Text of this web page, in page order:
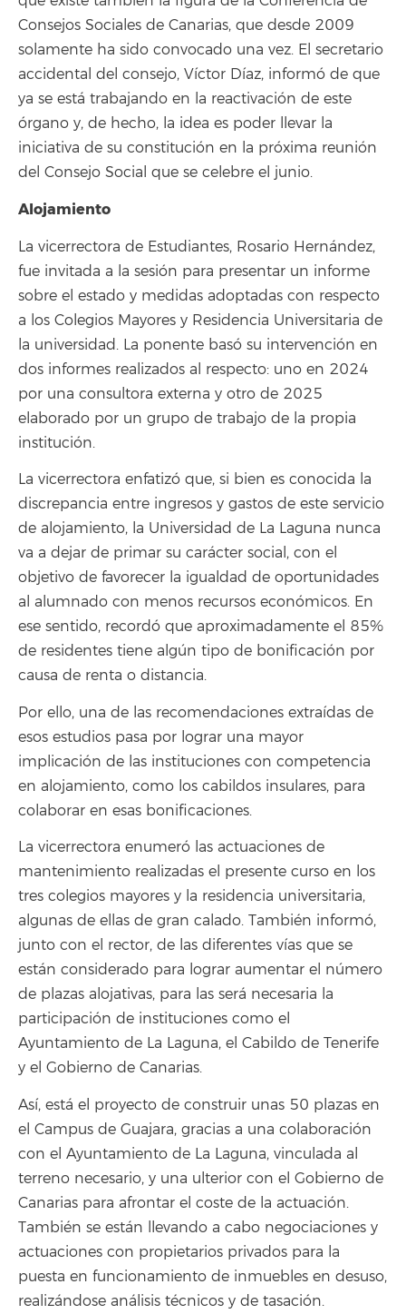
Consejos Sociales de Canarias, que desde 2009
solamente ha sido convocado una vez. El secretario
accidental del consejo, Víctor Díaz, informó de que
ya se está trabajando en la reactivación de este
órgano y, de hecho, la idea es poder llevar la
iniciativa de su constitución en la próxima reunión
del Consejo Social que se celebre el junio.
Alojamiento
La vicerrectora de Estudiantes, Rosario Hernández,
fue invitada a la sesión para presentar un informe
sobre el estado y medidas adoptadas con respecto
a los Colegios Mayores y Residencia Universitaria de
la universidad. La ponente basó su intervención en
dos informes realizados al respecto: uno en 2024
por una consultora externa y otro de 2025
elaborado por un grupo de trabajo de la propia
institución.
La vicerrectora enfatizó que, si bien es conocida la
discrepancia entre ingresos y gastos de este servicio
de alojamiento, la Universidad de La Laguna nunca
va a dejar de primar su carácter social, con el
objetivo de favorecer la igualdad de oportunidades
al alumnado con menos recursos económicos. En
ese sentido, recordó que aproximadamente el 85%
de residentes tiene algún tipo de bonificación por
causa de renta o distancia.
Por ello, una de las recomendaciones extraídas de
esos estudios pasa por lograr una mayor
implicación de las instituciones con competencia
en alojamiento, como los cabildos insulares, para
colaborar en esas bonificaciones.
La vicerrectora enumeró las actuaciones de
mantenimiento realizadas el presente curso en los
tres colegios mayores y la residencia universitaria,
algunas de ellas de gran calado. También informó,
junto con el rector, de las diferentes vías que se
están considerado para lograr aumentar el número
de plazas alojativas, para las será necesaria la
participación de instituciones como el
Ayuntamiento de La Laguna, el Cabildo de Tenerife
y el Gobierno de Canarias.
Así, está el proyecto de construir unas 50 plazas en
el Campus de Guajara, gracias a una colaboración
con el Ayuntamiento de La Laguna, vinculada al
terreno necesario, y una ulterior con el Gobierno de
Canarias para afrontar el coste de la actuación.
También se están llevando a cabo negociaciones y
actuaciones con propietarios privados para la
puesta en funcionamiento de inmuebles en desuso,
realizándose análisis técnicos y de tasación.